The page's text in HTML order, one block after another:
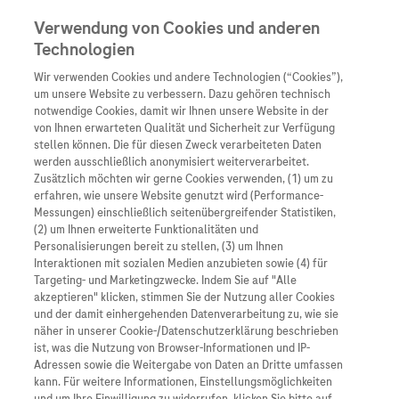
Unternehmen
Übersicht
Wer wir sind
Was uns antreibt
Unsere Standorte
Roche Stories
Events
Innovation
Übersicht
Forschung
Personalisierte
Digitalisierung
Blog Zukunftslabor
Übersicht
Unser Service für
Informationen zu
Diagnostik ist
Klinische Studien
Arzneimittel
Übersicht
Arzneimittel A-Z
Roche Pipeline
Roche Fachportal
Diagnostik
Kontakt
Presse
Karriere
Bei der Präeklampsie handelt es sich um einen
Verwendung von Cookies und anderen
Technologien
Wir verwenden Cookies und andere Technologien (“Cookies”),
um unsere Website zu verbessern. Dazu gehören technisch
notwendige Cookies, damit wir Ihnen unsere Website in der
von Ihnen erwarteten Qualität und Sicherheit zur Verfügung
stellen können. Die für diesen Zweck verarbeiteten Daten
werden ausschließlich anonymisiert weiterverarbeitet.
Zusätzlich möchten wir gerne Cookies verwenden, (1) um zu
erfahren, wie unsere Website genutzt wird (Performance-
Messungen) einschließlich seitenübergreifender Statistiken,
(2) um Ihnen erweiterte Funktionalitäten und
Personalisierungen bereit zu stellen, (3) um Ihnen
Interaktionen mit sozialen Medien anzubieten sowie (4) für
Targeting- und Marketingzwecke. Indem Sie auf "Alle
akzeptieren" klicken, stimmen Sie der Nutzung aller Cookies
und der damit einhergehenden Datenverarbeitung zu, wie sie
näher in unserer Cookie-/Datenschutzerklärung beschrieben
ist, was die Nutzung von Browser-Informationen und IP-
Adressen sowie die Weitergabe von Daten an Dritte umfassen
kann. Für weitere Informationen, Einstellungsmöglichkeiten